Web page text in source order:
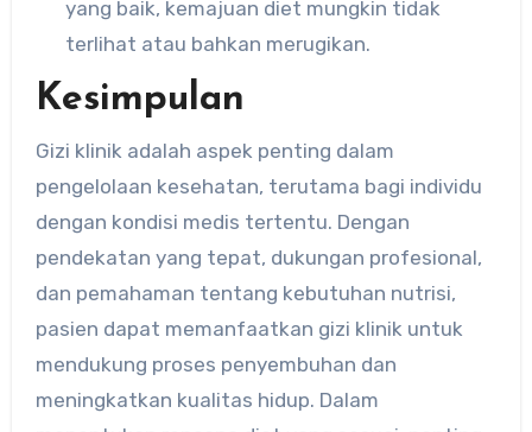
yang baik, kemajuan diet mungkin tidak
terlihat atau bahkan merugikan.
Kesimpulan
Gizi klinik adalah aspek penting dalam
pengelolaan kesehatan, terutama bagi individu
dengan kondisi medis tertentu. Dengan
pendekatan yang tepat, dukungan profesional,
dan pemahaman tentang kebutuhan nutrisi,
pasien dapat memanfaatkan gizi klinik untuk
mendukung proses penyembuhan dan
meningkatkan kualitas hidup. Dalam